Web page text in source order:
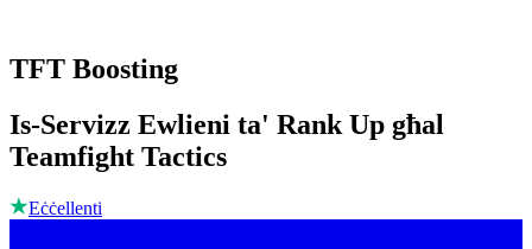
TFT Boosting
Is-Servizz Ewlieni ta' Rank Up għal
Teamfight Tactics
Eċċellenti